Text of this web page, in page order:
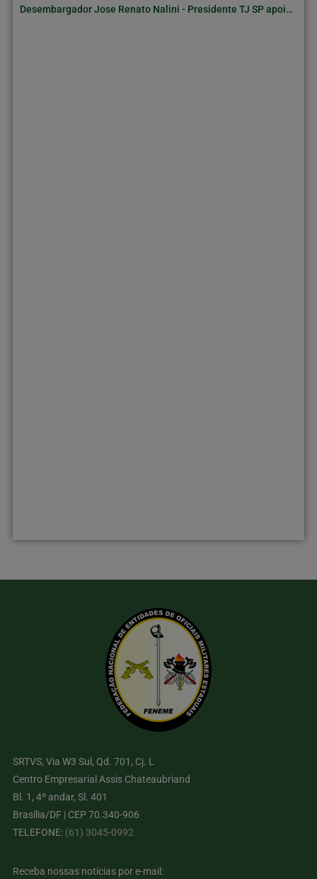
Desembargador Jose Renato Nalini - Presidente TJ SP apoia o ciclo completo
SRTVS, Via W3 Sul, Qd. 701, Cj. L
Centro Empresarial Assis Chateaubriand
Bl. 1, 4º andar, Sl. 401
Brasília/DF | CEP 70.340-906
TELEFONE: (61) 3045-0992
Receba nossas notícias por e-mail: